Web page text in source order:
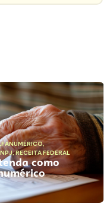
,
,RECEITA FEDERAL
como